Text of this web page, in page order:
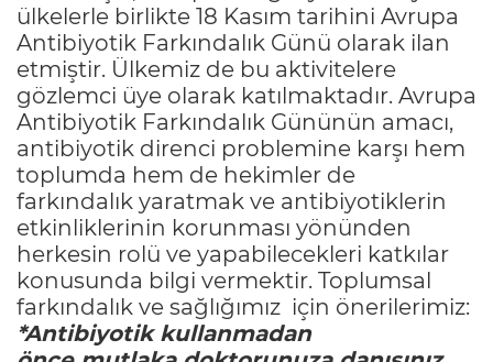
ülkelerle birlikte 18 Kasım tarihini Avrupa
Antibiyotik Farkındalık Günü olarak ilan
etmiştir. Ülkemiz de bu aktivitelere
gözlemci üye olarak katılmaktadır. Avrupa
Antibiyotik Farkındalık Gününün amacı,
antibiyotik direnci problemine karşı hem
toplumda hem de hekimler de
farkındalık yaratmak ve antibiyotiklerin
etkinliklerinin korunması yönünden
herkesin rolü ve yapabilecekleri katkılar
konusunda bilgi vermektir. Toplumsal
farkındalık ve sağlığımız için önerilerimiz:
*Antibiyotik kullanmadan